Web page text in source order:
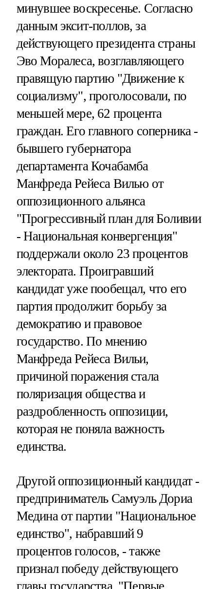
минувшее воскресенье. Согласно
данным эксит-поллов, за
действующего президента страны
Эво Моралеса, возглавляющего
правящую партию "Движение к
социализму", проголосовали, по
меньшей мере, 62 процента
граждан. Его главного соперника -
бывшего губернатора
департамента Кочабамба
Манфреда Рейеса Вилью от
оппозиционного альянса
"Прогрессивный план для Боливии
- Национальная конвергенция"
поддержали около 23 процентов
электората. Проигравший
кандидат уже пообещал, что его
партия продолжит борьбу за
демократию и правовое
государство. По мнению
Манфреда Рейеса Вильи,
причиной поражения стала
поляризация общества и
раздробленность оппозиции,
которая не поняла важность
единства.
Другой оппозиционный кандидат -
предприниматель Самуэль Дориа
Медина от партии "Национальное
единство", набравший 9
процентов голосов, - также
признал победу действующего
главы государства. "Первые